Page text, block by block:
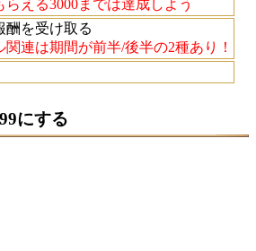
える3000までは達成しよう
酬を受け取る
連は期間が前半/後半の2種あり！
にする